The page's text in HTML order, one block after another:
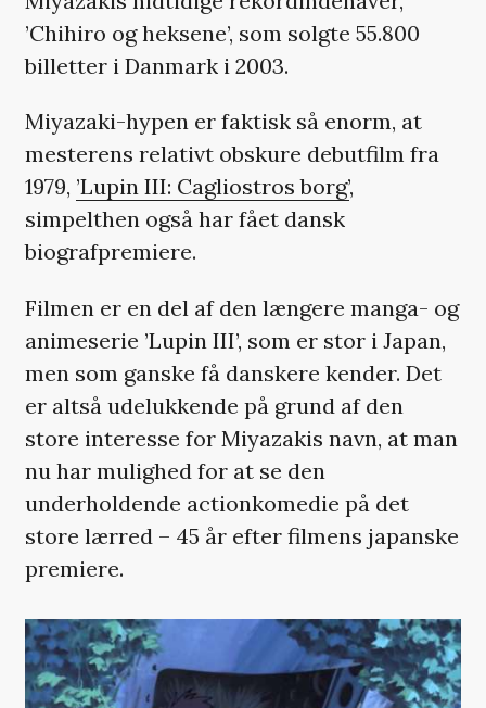
’Chihiro og heksene’, som solgte 55.800
billetter i Danmark i 2003.
Miyazaki-hypen er faktisk så enorm, at
mesterens relativt obskure debutfilm fra
1979, ’Lupin III: Cagliostros borg’,
simpelthen også har fået dansk
biografpremiere.
Filmen er en del af den længere manga- og
animeserie ’Lupin III’, som er stor i Japan,
men som ganske få danskere kender. Det
er altså udelukkende på grund af den
store interesse for Miyazakis navn, at man
nu har mulighed for at se den
underholdende actionkomedie på det
store lærred – 45 år efter filmens japanske
premiere.